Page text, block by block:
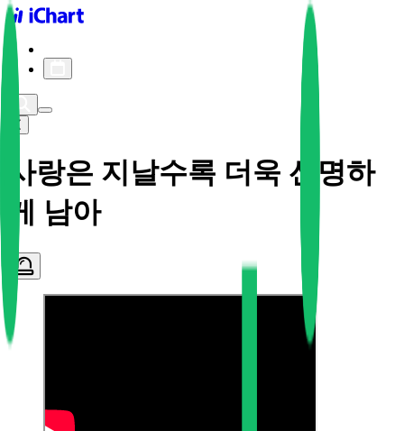
iChart logo
사랑은 지날수록 더욱 선명하
게 남아